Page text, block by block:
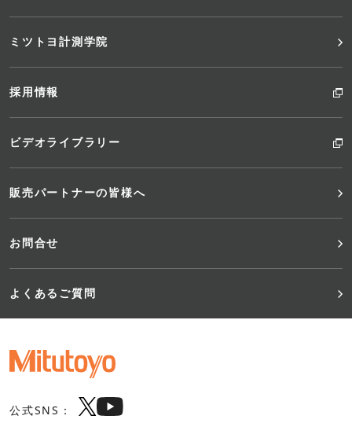
ミツトヨ計測学院
採用情報
ビデオライブラリー
販売パートナーの皆様へ
お問合せ
よくあるご質問
公式SNS：